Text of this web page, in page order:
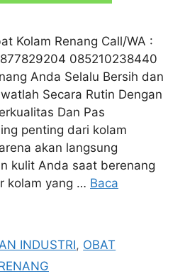
Kolam Renang Call/WA :
085210238440
Anda Selalu Bersih dan
Secara Rutin Dengan
Dan Pas
penting dari kolam
akan langsung
kulit Anda saat berenang
kolam yang … Baca
INDUSTRI, OBAT